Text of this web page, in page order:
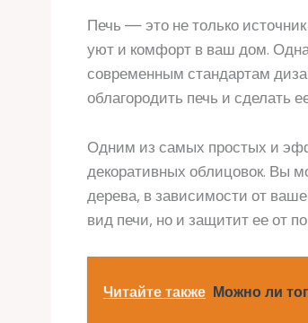
Печь — это не только
уют и комфорт в ваш дом.
современным стандартам
облагородить печь и сделать
Одним из самых простых и
декоративных облицовок. Вы
дерева, в зависимости от
вид печи, но и защитит ее от
Читайте также Можно ли